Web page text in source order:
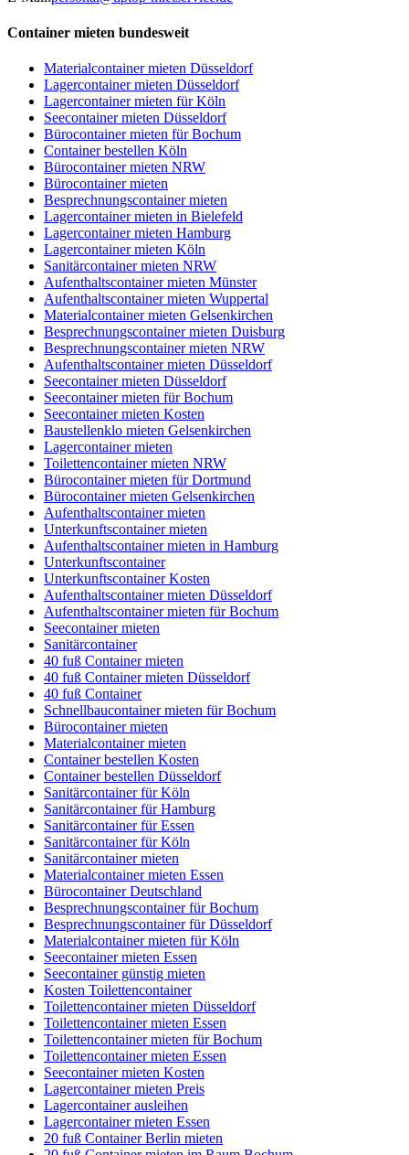
Container mieten bundesweit
Materialcontainer mieten Düsseldorf
Lagercontainer mieten Düsseldorf
Lagercontainer mieten für Köln
Seecontainer mieten Düsseldorf
Bürocontainer mieten für Bochum
Container bestellen Köln
Bürocontainer mieten NRW
Bürocontainer mieten
Besprechnungscontainer mieten
Lagercontainer mieten in Bielefeld
Lagercontainer mieten Hamburg
Lagercontainer mieten Köln
Sanitärcontainer mieten NRW
Aufenthaltscontainer mieten Münster
Aufenthaltscontainer mieten Wuppertal
Materialcontainer mieten Gelsenkirchen
Besprechnungscontainer mieten Duisburg
Besprechnungscontainer mieten NRW
Aufenthaltscontainer mieten Düsseldorf
Seecontainer mieten Düsseldorf
Seecontainer mieten für Bochum
Seecontainer mieten Kosten
Baustellenklo mieten Gelsenkirchen
Lagercontainer mieten
Toilettencontainer mieten NRW
Bürocontainer mieten für Dortmund
Bürocontainer mieten Gelsenkirchen
Aufenthaltscontainer mieten
Unterkunftscontainer mieten
Aufenthaltscontainer mieten in Hamburg
Unterkunftscontainer
Unterkunftscontainer Kosten
Aufenthaltscontainer mieten Düsseldorf
Aufenthaltscontainer mieten für Bochum
Seecontainer mieten
Sanitärcontainer
40 fuß Container mieten
40 fuß Container mieten Düsseldorf
40 fuß Container
Schnellbaucontainer mieten für Bochum
Bürocontainer mieten
Materialcontainer mieten
Container bestellen Kosten
Container bestellen Düsseldorf
Sanitärcontainer für Köln
Sanitärcontainer für Hamburg
Sanitärcontainer für Essen
Sanitärcontainer für Köln
Sanitärcontainer mieten
Materialcontainer mieten Essen
Bürocontainer Deutschland
Besprechnungscontainer für Bochum
Besprechnungscontainer für Düsseldorf
Materialcontainer mieten für Köln
Seecontainer mieten Essen
Seecontainer günstig mieten
Kosten Toilettencontainer
Toilettencontainer mieten Düsseldorf
Toilettencontainer mieten Essen
Toilettencontainer mieten für Bochum
Toilettencontainer mieten Essen
Seecontainer mieten Kosten
Lagercontainer mieten Preis
Lagercontainer ausleihen
Lagercontainer mieten Essen
20 fuß Container Berlin mieten